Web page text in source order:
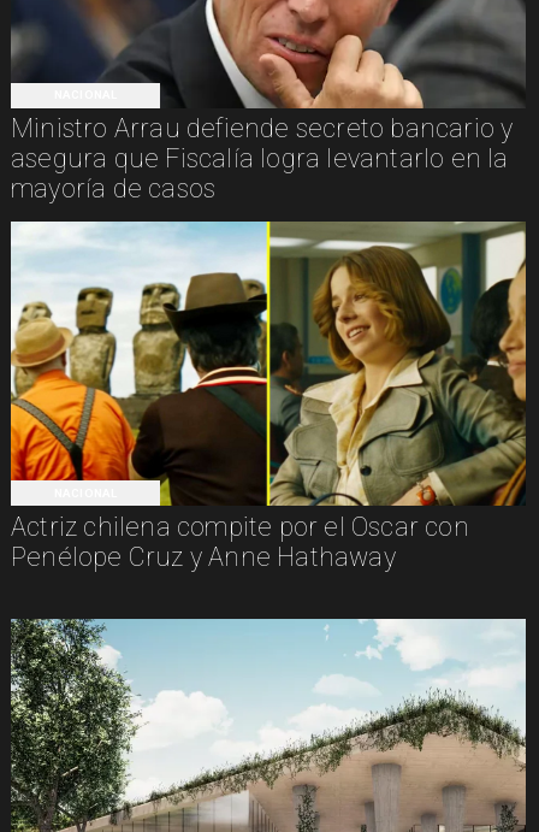
Ministro Arrau defiende secreto bancario y
asegura que Fiscalía logra levantarlo en la
mayoría de casos
Actriz chilena compite por el Oscar con
Penélope Cruz y Anne Hathaway